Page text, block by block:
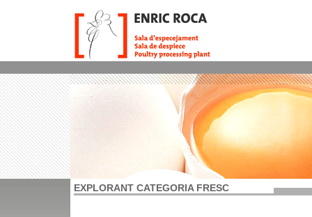
EXPLORANT CATEGORIA FRESC